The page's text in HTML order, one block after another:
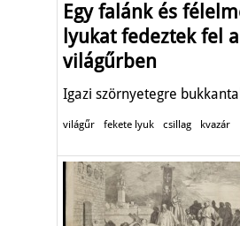
Egy falánk és
lyukat fedeztek fel a
világűrben
Igazi szörnyetegre
világűr fekete lyuk csillag kvazár